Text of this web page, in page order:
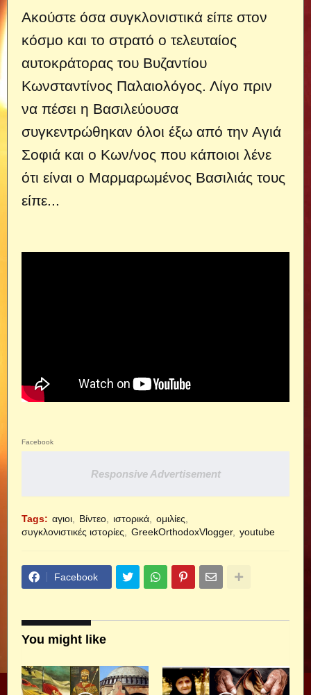
Ακούστε όσα συγκλονιστικά είπε στον
κόσμο και το στρατό ο τελευταίος
αυτοκράτορας του Βυζαντίου
Κωνσταντίνος Παλαιολόγος. Λίγο πριν
να πέσει η Βασιλεύουσα
συγκεντρώθηκαν όλοι έξω από την Αγιά
Σοφιά και ο Κων/νος που κάποιοι λένε
ότι είναι ο Μαρμαρωμένος Βασιλιάς τους
είπε...
Facebook
Responsive Advertisement
Tags: αγιοι Βίντεο ιστορικά
ομιλίες
συγκλονιστικές ιστορίες
GreekOrthodoxVlogger youtube
Facebook
You might like